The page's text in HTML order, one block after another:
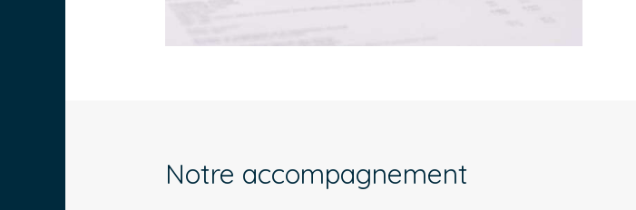
Notre accompagnement